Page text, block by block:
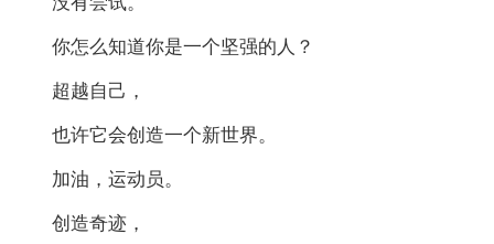
你怎么知道你是一个坚强的人？
超越自己，
也许它会创造一个新世界。
加油，运动员。
创造奇迹，